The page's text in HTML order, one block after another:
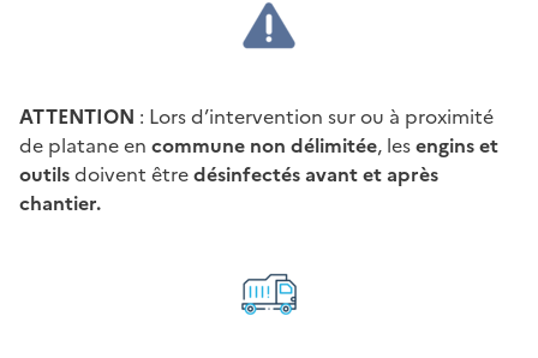
ATTENTION : Lors d’intervention sur ou à proximité
de platane en commune non délimitée, lesengins et
outilsdoivent êtredésinfectés avant et après
chantier.